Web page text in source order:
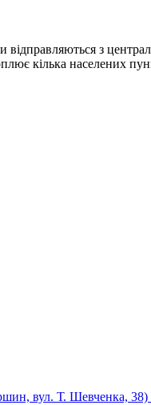
з
кілька населених
вул. Т. Шевченка, 38)